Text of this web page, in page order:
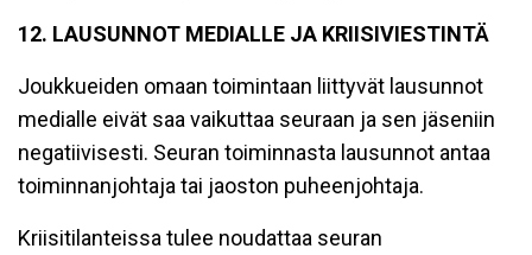
12. LAUSUNNOT MEDIALLE JA KRIISIVIESTINTÄ
Joukkueiden omaan toimintaan liittyvät lausunnot
medialle eivät saa vaikuttaa seuraan ja sen jäseniin
negatiivisesti. Seuran toiminnasta lausunnot antaa
toiminnanjohtaja tai jaoston puheenjohtaja.
Kriisitilanteissa tulee noudattaa seuran